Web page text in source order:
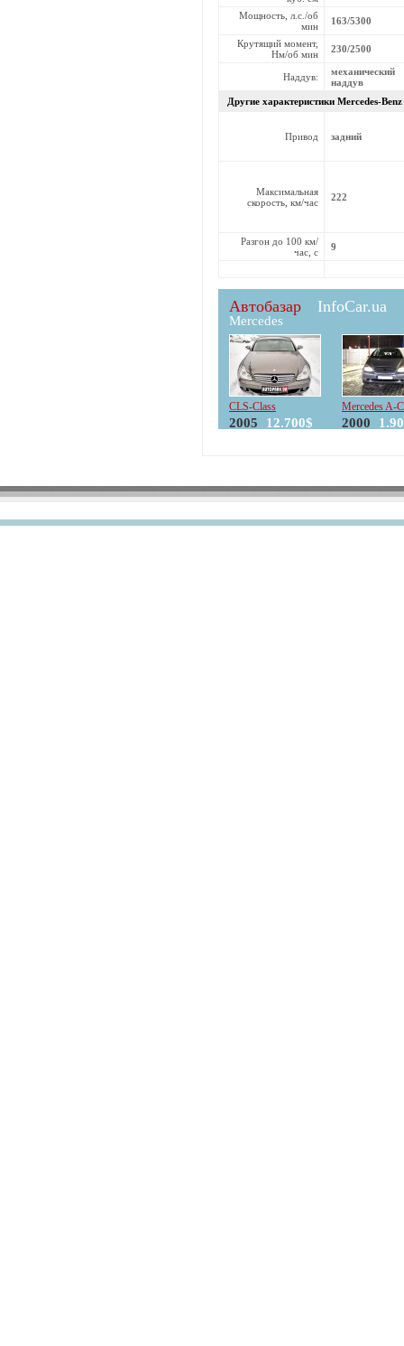
Мощность, л.с./об
мин
163/5300
Крутящий момент,
Нм/об мин
230/2500
Наддув:
механический
наддув
Другие характеристики Mercedes-Benz
Привод задний
Максимальная
скорость, км/час
222
Разгон до 100 км/
час, с
9
Автобазар InfoCar.ua
Mercedes
CLS-Class
2005 12.700$
Mercedes A-
2000